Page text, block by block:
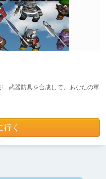
! 武器防具を合成して、あなたの軍
行く